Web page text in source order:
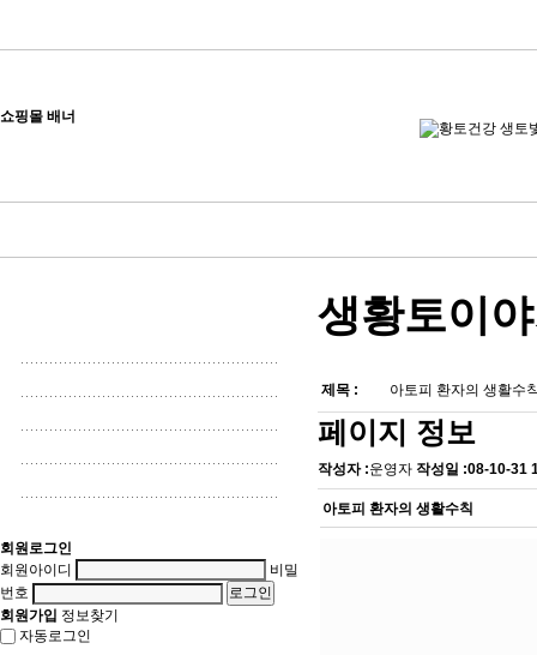
쇼핑몰 배너
회원로그인
회원아이디
비밀
번호
회원가입 정보찾기
자동로그인
생황토이
제목 : 아토피 환자의 생활수
페이지 정보
작성자 :운영자 작성일 :08-10-31
아토피 환자의 생활수칙